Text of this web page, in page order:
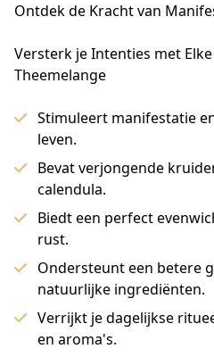
Ontdek de Kracht van
Versterk je Intenties met
Theemelange
Stimuleert manifestatie
leven.
Bevat verjongende
calendula.
Biedt een perfect
rust.
Ondersteunt een betere
natuurlijke ingrediënten.
Verrijkt je dagelijkse
en aroma's.